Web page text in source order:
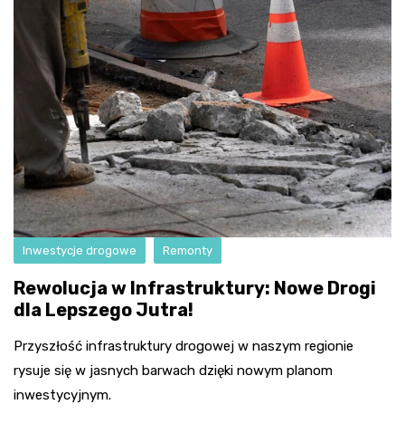
Inwestycje drogowe Remonty
Rewolucja w Infrastruktury: Nowe Drogi
dla Lepszego Jutra!
Przyszłość infrastruktury drogowej w naszym regionie
rysuje się w jasnych barwach dzięki nowym planom
inwestycyjnym.